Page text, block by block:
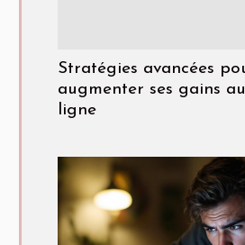
Stratégies avancées
augmenter ses gains
ligne